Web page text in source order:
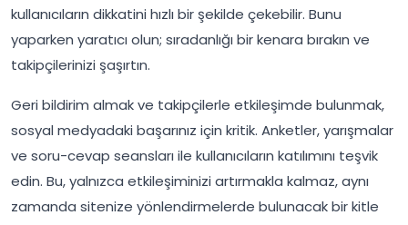
kullanıcıların dikkatini hızlı bir şekilde çekebilir. Bunu
yaparken yaratıcı olun; sıradanlığı bir kenara bırakın ve
takipçilerinizi şaşırtın.
Geri bildirim almak ve takipçilerle etkileşimde bulunmak,
sosyal medyadaki başarınız için kritik. Anketler, yarışmalar
ve soru-cevap seansları ile kullanıcıların katılımını teşvik
edin. Bu, yalnızca etkileşiminizi artırmakla kalmaz, aynı
zamanda sitenize yönlendirmelerde bulunacak bir kitle